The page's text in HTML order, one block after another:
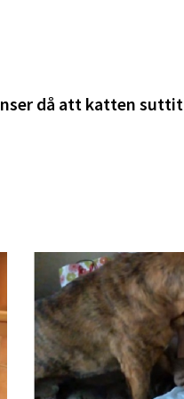
då att katten suttit